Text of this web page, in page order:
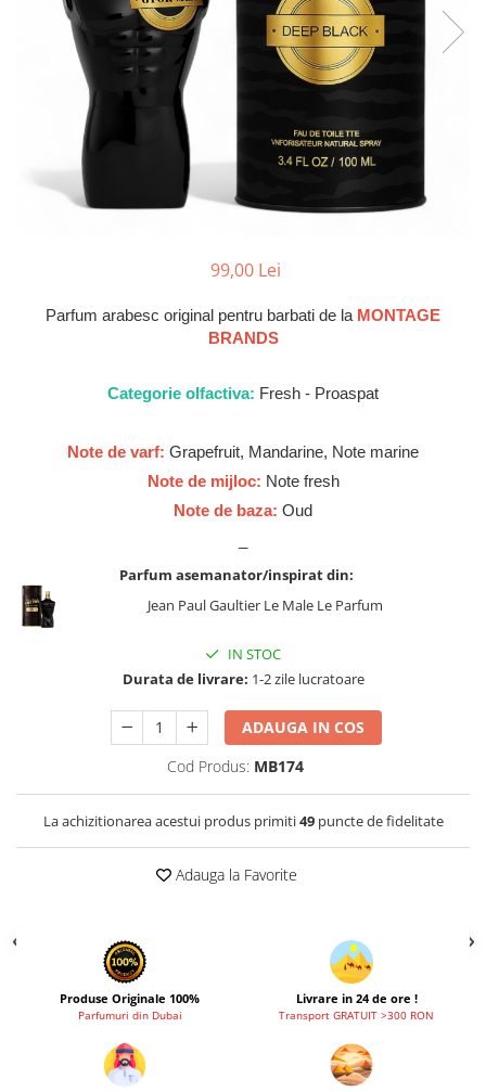
Parfumuri Florale
Parfumuri Fructate
Parfumuri Lemnoase
Parfumuri Persistente
Parfumuri Vanilate
Parfumuri PREMIUM
Parfumuri de IARNA
Cadouri pentru EL
Branduri
Anfar London
Ard al Zaafaran
Athoor Al Alam
Fragrance World
Frederic Patric
Lattafa Pride
99,00 Lei
Parfum arabesc original pentru barbati de la MONTAGE
BRANDS
Categorie olfactiva: Fresh - Proaspat
Note de varf: Grapefruit, Mandarine, Note marine
Note de mijloc: Note fresh
Note de baza: Oud
Parfum asemanator/inspirat din:
Jean Paul Gaultier Le Male Le Parfum
IN STOC
Durata de livrare: 1-2 zile lucratoare
ADAUGA IN COS
Cod Produs: MB174
La achizitionarea acestui produs primiti49puncte de fidelitate
Adauga la Favorite
Produse Originale 100%
Parfumuri din Dubai
Livrare in 24 de ore !
Transport GRATUIT >300 RON